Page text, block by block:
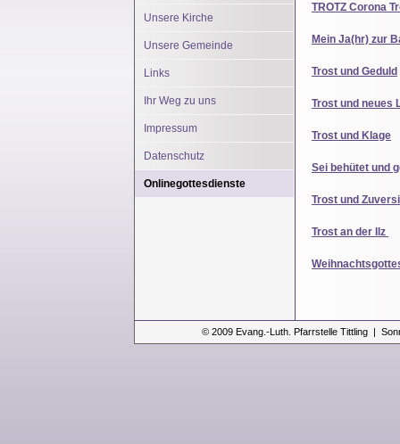
Unsere Kirche
Unsere Gemeinde
Links
Ihr Weg zu uns
Impressum
Datenschutz
Onlinegottesdienste
TROTZ Corona
Mein Ja(hr) zur
Trost und Geduld
Trost und neues
Trost und Klage
Sei behütet und
Trost und
Trost an der Ilz
© 2009 Evang.-Luth. Pfarrstelle Tittling |